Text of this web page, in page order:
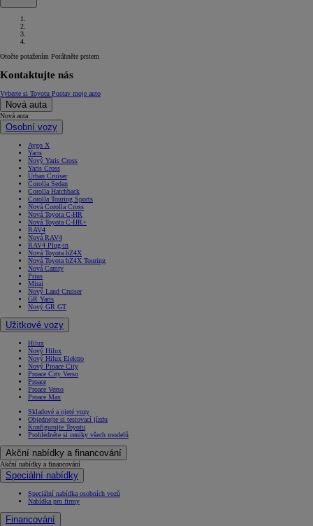
Otočte potažením Potáhněte prstem
Kontaktujte nás
Vyberte si Toyotu Postav moje auto
Nová auta
Nová auta
Osobní vozy
Aygo X
Yaris
Nový Yaris Cross
Yaris Cross
Urban Cruiser
Corolla Sedan
Corolla Hatchback
Corolla Touring Sports
Nová Corolla Cross
Nová Toyota C-HR
Nová Toyota C-HR+
RAV4
Nová RAV4
RAV4 Plug-in
Nová Toyota bZ4X
Nová Toyota bZ4X Touring
Nová Camry
Prius
Mirai
Nový Land Cruiser
GR Yaris
Nový GR GT
Užitkové vozy
Hilux
Nový Hilux
Nový Hilux Elektro
Nový Proace City
Proace City Verso
Proace
Proace Verso
Proace Max
Skladové a ojeté vozy
Objednejte si testovací jízdu
Konfigurujte Toyotu
Prohlédněte si ceníky všech modelů
Akční nabídky a financování
Akční nabídky a financování
Speciální nabídky
Speciální nabídka osobních vozů
Nabídka pro firmy
Financování